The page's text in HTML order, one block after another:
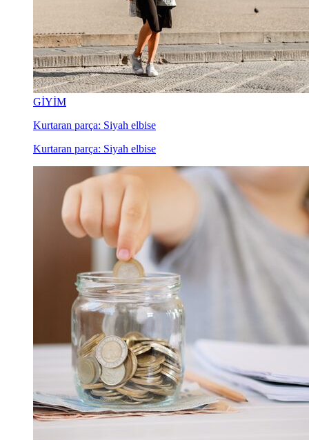
GİYİM
Kurtaran parça: Siyah elbise
Kurtaran parça: Siyah elbise